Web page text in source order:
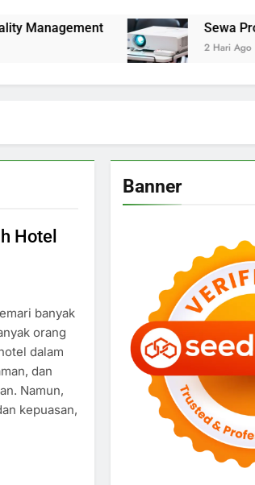
Sewa
2 Hari Ago
Hotel
banyak
orang
dalam
dan
Namun,
kepuasan,
Banner